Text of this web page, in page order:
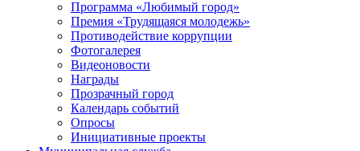
Программа «Любимый город»
Премия «Трудящаяся молодежь»
Противодействие коррупции
Фотогалерея
Видеоновости
Награды
Прозрачный город
Календарь событий
Опросы
Инициативные проекты